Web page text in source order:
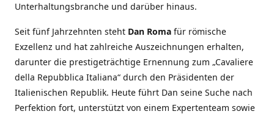
Unterhaltungsbranche und darüber hinaus.
Seit fünf Jahrzehnten steht Dan Roma für römische
Exzellenz und hat zahlreiche Auszeichnungen erhalten,
darunter die prestigeträchtige Ernennung zum „Cavaliere
della Repubblica Italiana“ durch den Präsidenten der
Italienischen Republik. Heute führt Dan seine Suche nach
Perfektion fort, unterstützt von einem Expertenteam sowie